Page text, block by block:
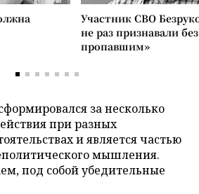
Участник СВО
не раз признавали
пропавшим»
за несколько
при разных
и является частью
мышления.
под собой убедительные